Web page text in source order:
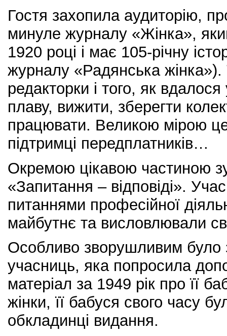
Гостя захопила аудиторію,
минуле журналу «Жінка»,
1920 році і має 105-річну
журналу «Радянська жінка»).
редакторки і того, як
плаву, вижити, зберегти
працювати. Великою мірою
підтримці передплатників…
Окремою цікавою частиною
«Запитання – відповіді».
питаннями професійної
майбутнє та висловлювали
Особливо зворушливим було
учасниць, яка попросила
матеріал за 1949 рік про її
жінки, її бабуся свого часу
обкладинці видання.